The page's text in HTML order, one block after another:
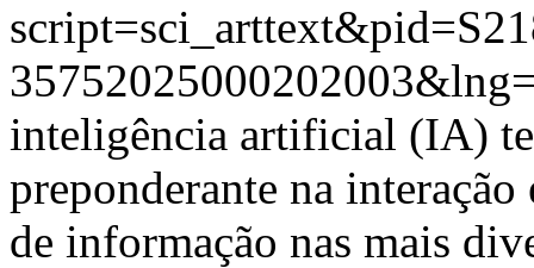
inteligência artificial (IA)
preponderante na
de informação nas mais